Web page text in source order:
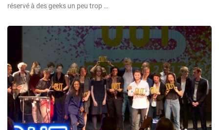
réservé à des geeks un peu trop …